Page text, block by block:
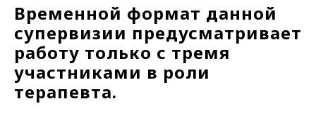
Временной формат данной
супервизии предусматривает
работу только с тремя
участниками в роли
терапевта.